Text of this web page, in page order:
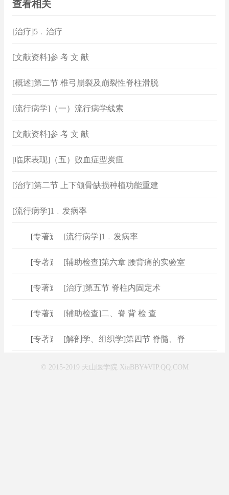
查看相关
[治疗]5﹒治疗
[文献资料]参 考 文 献
[概述]第二节 椎弓崩裂及崩裂性脊柱滑脱
[流行病学]（一）流行病学线索
[文献资料]参 考 文 献
[临床表现]（五）败血症型炭疽
[治疗]第二节 上下颌骨缺损种植功能重建
[流行病学]1﹒发病率
专著速查 ][流行病学]1﹒发病率
专著速查 ][辅助检查]第六章 腰背痛的实验室
专著速查 ][治疗]第五节 脊柱内固定术
专著速查 ][辅助检查]二、脊 背 检 查
专著速查 ][解剖学、组织学]第四节 脊髓、脊
© 2015-2019 天山医学院 XiaBBY#VIP.QQ.COM